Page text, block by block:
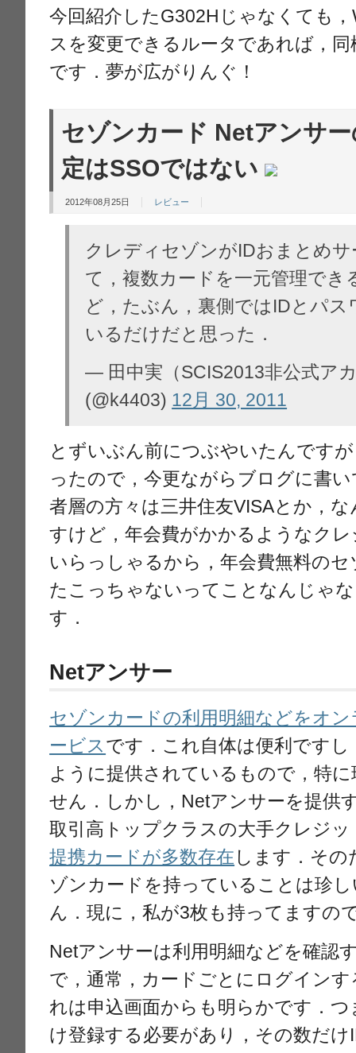
今回紹介したG302Hじゃなくても
スを変更できるルータであれば，
です．夢が広がりんぐ！
セゾンカード Netアンサ
定はSSOではない
2012年08月25日 レビュー
クレディセゾンがIDおまとめ
て，複数カードを一元管理でき
ど，たぶん，裏側ではIDとパ
いるだけだと思った．
— 田中実（SCIS2013非公式ア
(@k4403) 12月 30, 2011
とずいぶん前につぶやいたんです
ったので，今更ながらブログに書
者層の方々は三井住友VISAとか，
すけど，年会費がかかるようなク
いらっしゃるから，年会費無料の
たこっちゃないってことなんじゃ
す．
Netアンサー
セゾンカードの利用明細などをオ
ービスです．これ自体は便利です
ように提供されているもので，特
せん．しかし，Netアンサーを提供
取引高トップクラスの大手クレジ
提携カードが多数存在 します．その
ゾンカードを持っていることは珍
ん．現に，私が3枚も持ってますの
Netアンサーは利用明細などを確認
で，通常，カードごとにログイン
れは申込画面からも明らかです．
け登録する必要があり，その数だ